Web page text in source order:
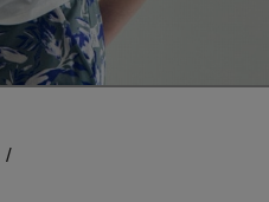
/